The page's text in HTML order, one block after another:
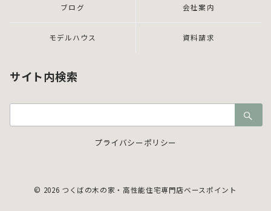
ブログ 会社案内
モデルハウス 資料請求
サイト内検索
索：
プライバシーポリシー
© 2026 つくばの木の家・高性能住宅専門店ベースポイント